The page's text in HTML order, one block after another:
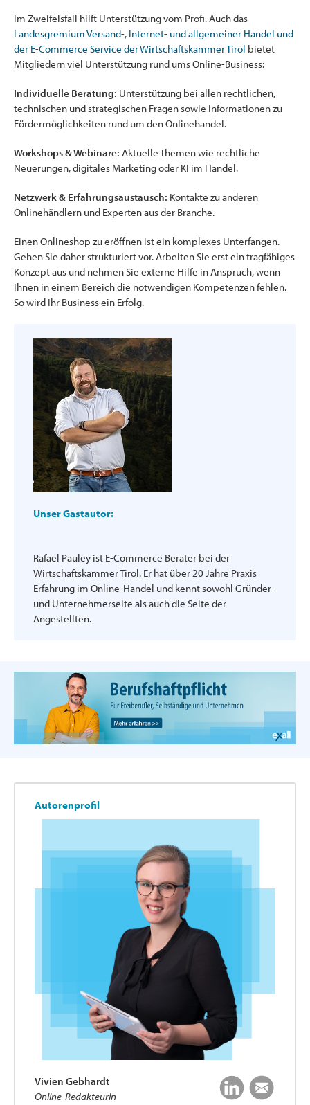
Im Zweifelsfall hilft Unterstützung vom Profi. Auch das
Landesgremium Versand-, Internet- und allgemeiner Handel und
der E-Commerce Service der Wirtschaftskammer Tirol bietet
Mitgliedern viel Unterstützung rund ums Online-Business:
Individuelle Beratung: Unterstützung bei allen rechtlichen,
technischen und strategischen Fragen sowie Informationen zu
Fördermöglichkeiten rund um den Onlinehandel.
Workshops & Webinare: Aktuelle Themen wie rechtliche
Neuerungen, digitales Marketing oder KI im Handel.
Netzwerk & Erfahrungsaustausch: Kontakte zu anderen
Onlinehändlern und Experten aus der Branche.
Einen Onlineshop zu eröffnen ist ein komplexes Unterfangen.
Gehen Sie daher strukturiert vor. Arbeiten Sie erst ein tragfähiges
Konzept aus und nehmen Sie externe Hilfe in Anspruch, wenn
Ihnen in einem Bereich die notwendigen Kompetenzen fehlen.
So wird Ihr Business ein Erfolg.
Unser Gastautor:
Rafael Pauley ist E-Commerce Berater bei der
Wirtschaftskammer Tirol. Er hat über 20 Jahre Praxis
Erfahrung im Online-Handel und kennt sowohl Gründer-
und Unternehmerseite als auch die Seite der
Angestellten.
Autorenprofil
Vivien Gebhardt
Online-Redakteurin